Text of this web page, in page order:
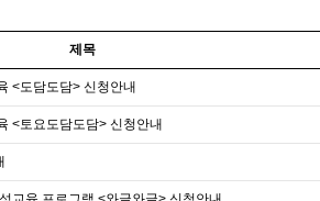
제목
<도담도담> 신청안내
<토요도담도담> 신청안내